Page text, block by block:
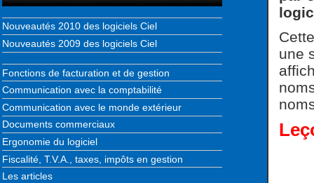
une
Nouveautés 2010 des logiciels Ciel
Nouveautés 2009 des logiciels Ciel
Fonctions de facturation et de gestion
Communication avec la comptabilité
Communication avec le monde extérieur
Documents commerciaux
Ergonomie du logiciel
Fiscalité, T.V.A., taxes, impôts en gestion
Les articles